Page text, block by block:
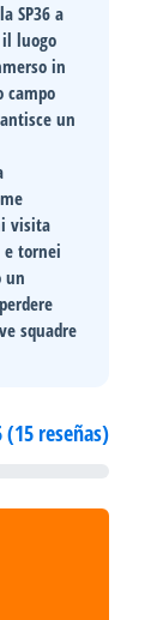
SP36 a
il luogo
in
campo
un
visita
e tornei
un
squadre
reseñas)